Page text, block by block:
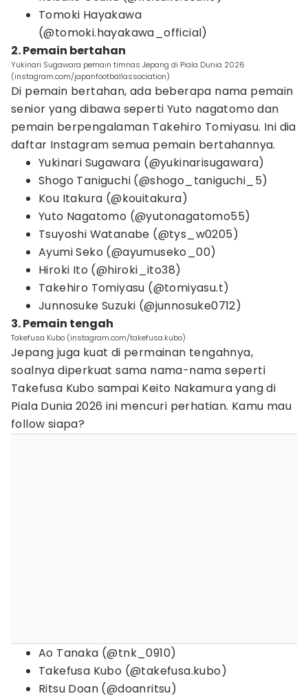
Tomoki Hayakawa
(@tomoki.hayakawa_official)
2. Pemain bertahan
Yukinari Sugawara pemain timnas Jepang di Piala Dunia 2026
(instagram.com/japanfootballassociation)
Di pemain bertahan, ada beberapa nama pemain
senior yang dibawa seperti Yuto nagatomo dan
pemain berpengalaman Takehiro Tomiyasu. Ini dia
daftar Instagram semua pemain bertahannya.
Yukinari Sugawara (@yukinarisugawara)
Shogo Taniguchi (@shogo_taniguchi_5)
Kou Itakura (@kouitakura)
Yuto Nagatomo (@yutonagatomo55)
Tsuyoshi Watanabe (@tys_w0205)
Ayumi Seko (@ayumuseko_00)
Hiroki Ito (@hiroki_ito38)
Takehiro Tomiyasu (@tomiyasu.t)
Junnosuke Suzuki (@junnosuke0712)
3. Pemain tengah
Takefusa Kubo (instagram.com/takefusa.kubo)
Jepang juga kuat di permainan tengahnya,
soalnya diperkuat sama nama-nama seperti
Takefusa Kubo sampai Keito Nakamura yang di
Piala Dunia 2026 ini mencuri perhatian. Kamu mau
follow siapa?
Ao Tanaka (@tnk_0910)
Takefusa Kubo (@takefusa.kubo)
Ritsu Doan (@doanritsu)